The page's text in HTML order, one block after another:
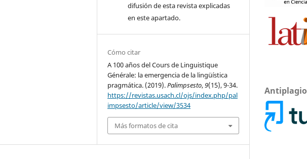
difusión de esta revista explicadas
en este apartado.
Cómo citar
A 100 años del Cours de Linguistique
Générale: la emergencia de la lingüística
pragmática. (2019).Palimpsesto,9(15), 9-34.
https://revistas.usach.cl/ojs/index.php/pal
impsesto/article/view/3534
Más formatos de cita
Antiplagio